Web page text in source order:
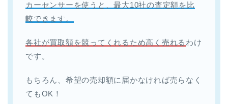
カーセンサーを使うと、最大10社の査定額を比
較できます。
各社が買取額を競ってくれるため高く売れる わけ
です。
もちろん、希望の売却額に届かなければ売らなく
てもOK！